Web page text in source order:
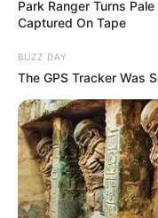
Park Ranger Turns
Captured On Tape
BUZZ DAY
The GPS Tracker Was